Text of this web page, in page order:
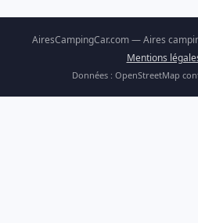
AiresCampingCar.com — Aires
Mentions
Données : OpenStreetMap